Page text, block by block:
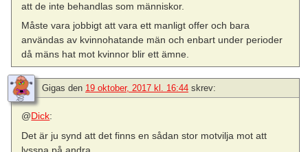
att de inte behandlas som människor.
Måste vara jobbigt att vara ett manligt offer och bara
användas av kvinnohatande män och enbart under perioder
då mäns hat mot kvinnor blir ett ämne.
Gigas den 19 oktober, 2017 kl. 16:44 skrev:
@Dick:
Det är ju synd att det finns en sådan stor motvilja mot att
lyssna på andra.